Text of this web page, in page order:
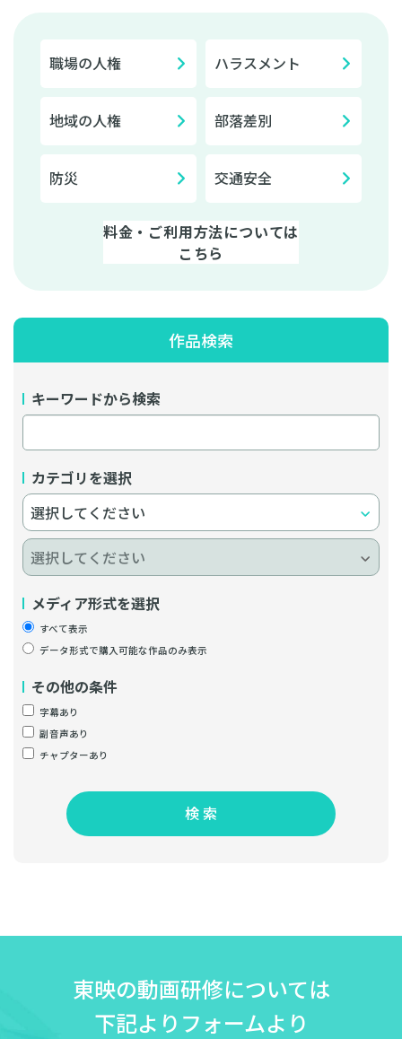
職場の人権 ハラスメント
地域の人権 部落差別
防災 交通安全
料金・ご利用方法については
こちら
作品検索
キーワードから検索
カテゴリを選択
メディア形式を選択
すべて表示
データ形式で購入可能な作品のみ表示
その他の条件
字幕あり
副音声あり
チャプターあり
検 索
東映の動画研修については
下記よりフォームより